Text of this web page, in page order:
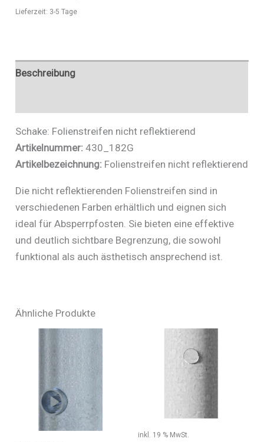
Lieferzeit: 3-5 Tage
Beschreibung
Schake: Folienstreifen nicht reflektierend
Artikelnummer: 430_182G
Artikelbezeichnung: Folienstreifen nicht reflektierend
Die nicht reflektierenden Folienstreifen sind in
verschiedenen Farben erhältlich und eignen sich
ideal für Absperrpfosten. Sie bieten eine effektive
und deutlich sichtbare Begrenzung, die sowohl
funktional als auch ästhetisch ansprechend ist.
Ähnliche Produkte
inkl. 19 % MwSt.